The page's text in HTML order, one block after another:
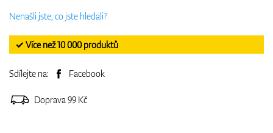
Nenašli jste, co jste hledali?
✓ Více než 10 000 produktů
Sdílejte na: Facebook
Doprava 99 Kč